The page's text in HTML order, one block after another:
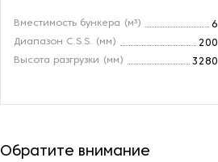
Вместимость бункера (м³)
6
Диапазон C.S.S. (мм)
200
Высота разгрузки (мм)
3280
Обратите внимание